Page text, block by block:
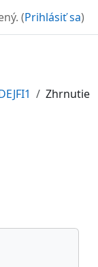
(Prihlásiť sa)
Zhrnutie